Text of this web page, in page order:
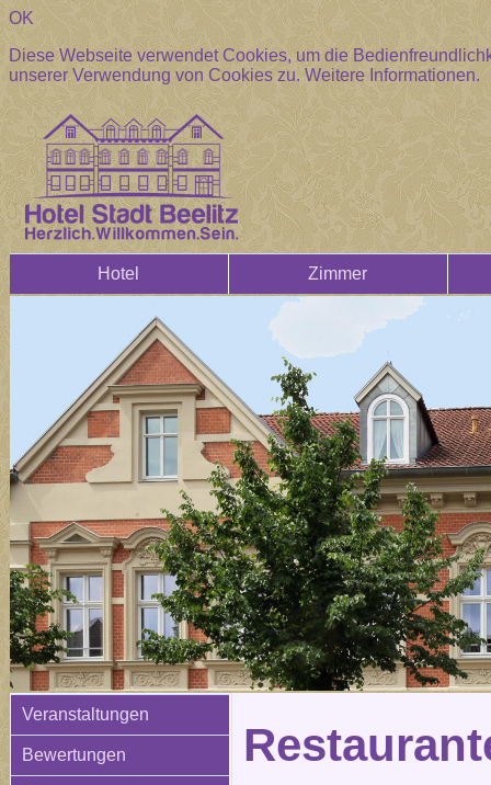
OK
Diese Webseite verwendet Cookies, um die
unserer Verwendung von Cookies zu.Weitere Informationen.
Hotel Zimmer
Veranstaltungen
Bewertungen